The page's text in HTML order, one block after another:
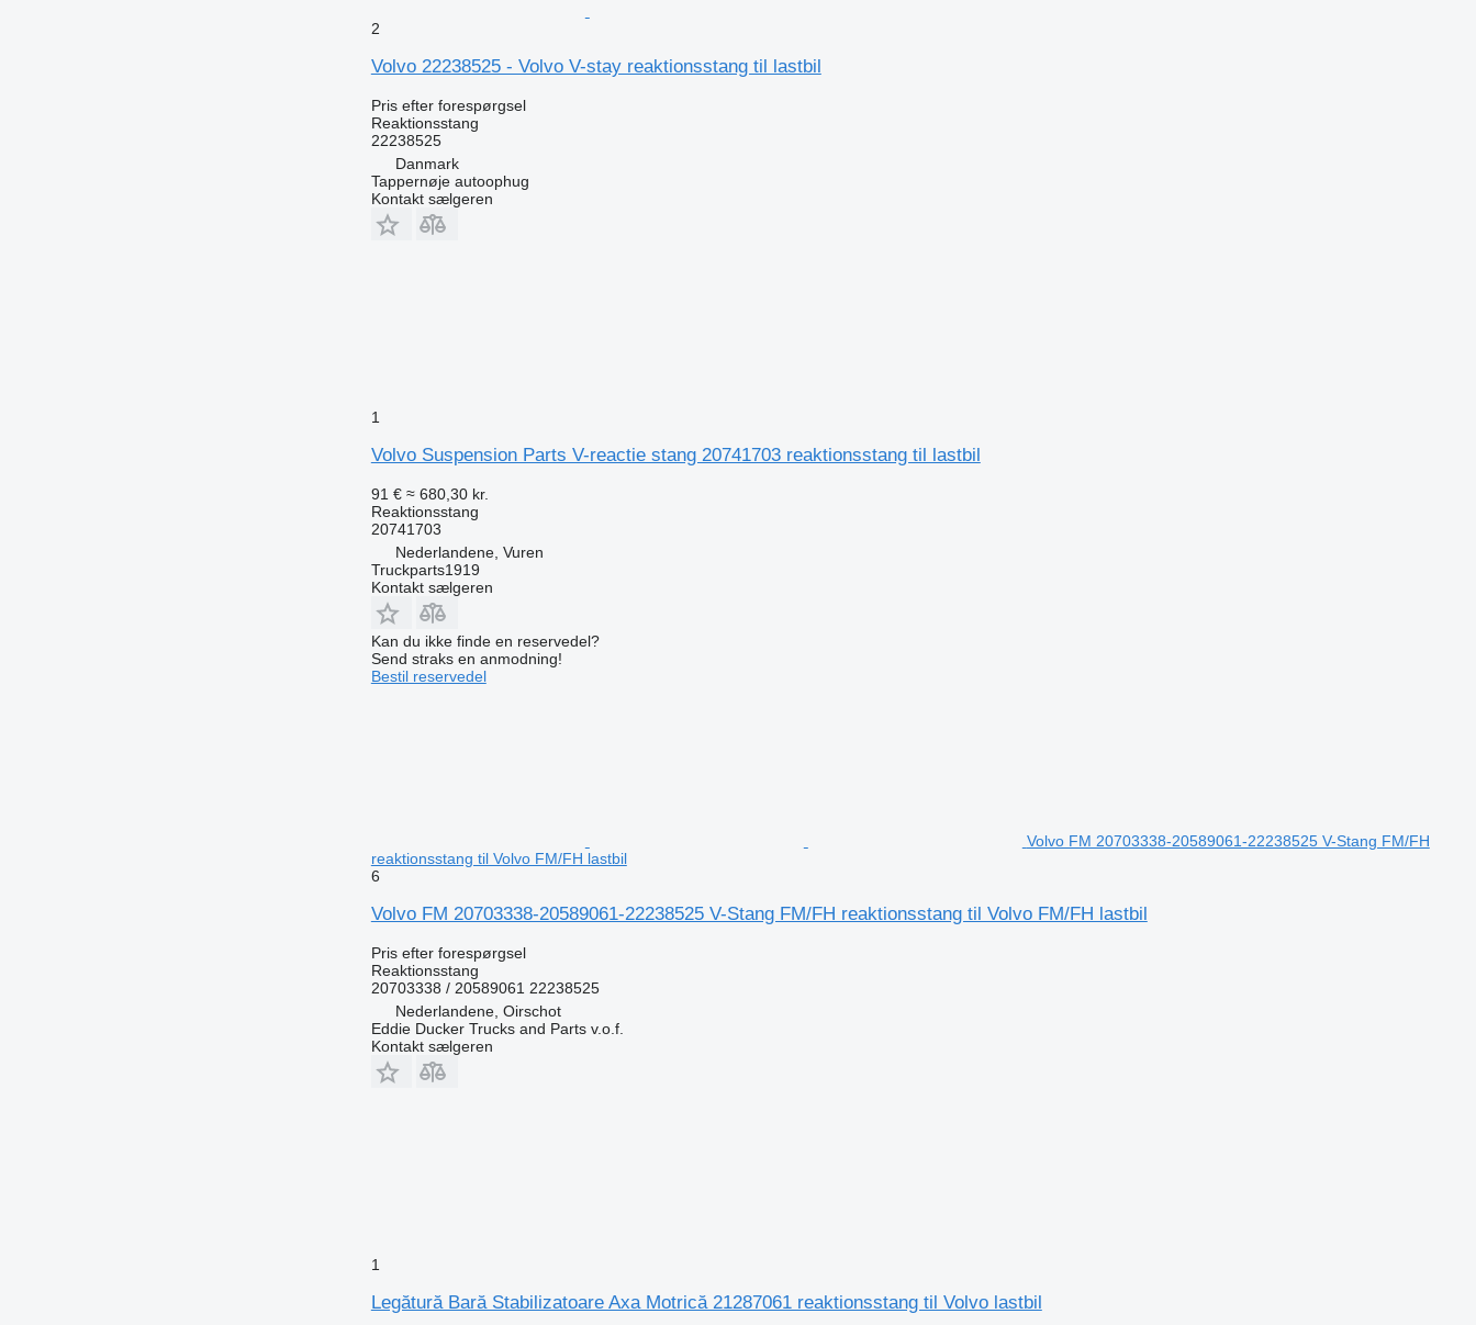
2
Volvo 22238525 - Volvo V-stay reaktionsstang til lastbil
Pris efter forespørgsel
Reaktionsstang
22238525
Danmark
Tappernøje autoophug
Kontakt sælgeren
1
Volvo Suspension Parts V-reactie stang 20741703 reaktionsstang til lastbil
91 € ≈ 680,30 kr.
Reaktionsstang
20741703
Nederlandene, Vuren
Truckparts1919
Kontakt sælgeren
Kan du ikke finde en reservedel?
Send straks en anmodning!
Bestil reservedel
Volvo FM 20703338-20589061-22238525 V-Stang FM/FH
reaktionsstang til Volvo FM/FH lastbil
6
Volvo FM 20703338-20589061-22238525 V-Stang FM/FH reaktionsstang til Volvo FM/FH lastbil
Pris efter forespørgsel
Reaktionsstang
20703338 / 20589061 22238525
Nederlandene, Oirschot
Eddie Ducker Trucks and Parts v.o.f.
Kontakt sælgeren
1
Legătură Bară Stabilizatoare Axa Motrică 21287061 reaktionsstang til Volvo lastbil